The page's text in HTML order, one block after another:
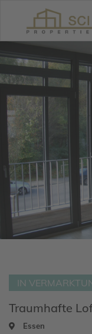
IN
Traumhafte
Essen